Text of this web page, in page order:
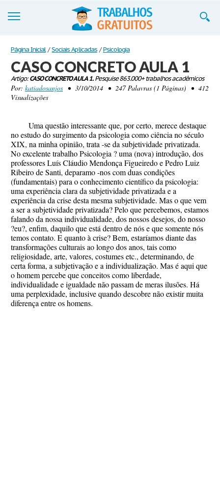
Trabalhos
Cadastre-se
Entre
Contate-nos
Página Inicial / Sociais Aplicadas / Psicologia
CASO CONCRETO AULA 1
Artigo:CASO CONCRETO AULA 1.Pesquise 863.000+ trabalhos acadêmicos
Por: katiadosanjos • 3/10/2014 • 247 Palavras (1 Páginas) • 412
Visualizações
Uma questão interessante que, por certo, merece destaque
no estudo do surgimento da psicologia como ciência no século
XIX, na minha opinião, trata -se da subjetividade privatizada.
No excelente trabalho Psicologia ? uma (nova) introdução, dos
professores Luís Cláudio Mendonça Figueiredo e Pedro Luiz
Ribeiro de Santi, deparamo -nos com duas condições
(fundamentais) para o conhecimento científico da psicologia:
uma experiência clara da subjetividade privatizada e a
experiência da crise desta mesma subjetividade. Mas o que vem
a ser a subjetividade privatizada? Pelo que percebemos, estamos
falando da nossa individualidade, dos nossos desejos, do nosso
?eu?, enfim, daquilo que está dentro de nós e que somente nós
temos contato. E quanto à crise? Bem, estaríamos diante das
transformações culturais ao longo dos anos, tais como
religiosidade, arte, valores, costumes etc., determinando, de
certa forma, a subjetivação e a individualização. Mas é aqui que
o homem percebe que conceitos como liberdade,
individualidade e igualdade não passam de meras ilusões. Há
uma perplexidade, inclusive quando descobre não existir muita
diferença entre os homens.